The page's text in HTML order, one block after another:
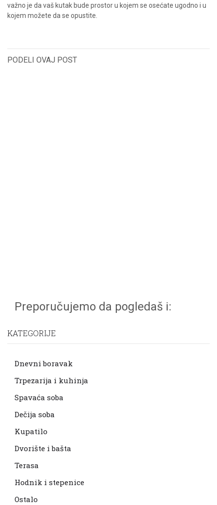
važno je da vaš kutak bude prostor u kojem se osećate ugodno i u
kojem možete da se opustite.
PODELI OVAJ POST
Preporučujemo da pogledaš i:
KATEGORIJE
Dnevni boravak
Trpezarija i kuhinja
Spavaća soba
Dečija soba
Kupatilo
Dvorište i bašta
Terasa
Hodnik i stepenice
Ostalo